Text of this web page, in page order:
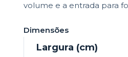
volume e a entrada para
Dimensões
Largura (cm)